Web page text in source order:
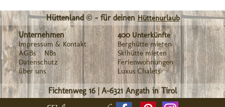
Hüttenland © - für deinen Hüttenurlaub
Unternehmen
Impressum & Kontakt
AGBs
NBs
Datenschutz
über uns
400 Unterkünfte
Berghütte mieten
Skihütte mieten
Ferienwohnungen
Luxus Chalets
Fichtenweg 16|A-6321 Angath in Tirol